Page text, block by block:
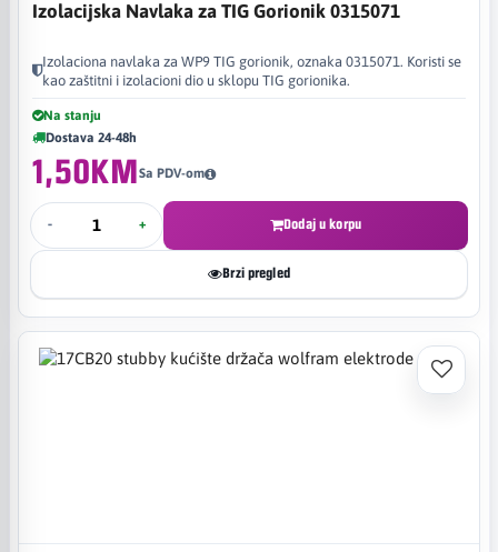
Izolacijska Navlaka za TIG Gorionik 0315071
Izolaciona navlaka za WP9 TIG gorionik, oznaka 0315071. Koristi se
kao zaštitni i izolacioni dio u sklopu TIG gorionika.
Na stanju
Dostava 24-48h
1,50KMSa PDV-om
- + Dodaj u korpu
Brzi pregled